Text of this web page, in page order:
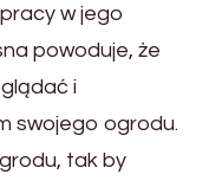
w jego
powoduje, że
i
swojego ogrodu.
tak by